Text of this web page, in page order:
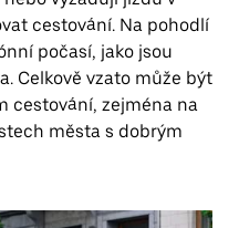
cestování. Na pohodlí
počasí, jako jsou
Celkově vzato může být
cestování, zejména na
města s dobrým